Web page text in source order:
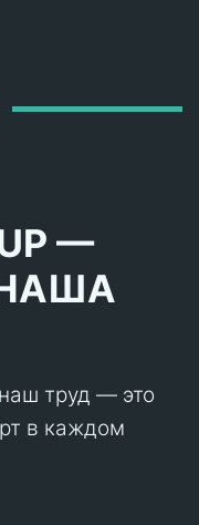
—
труд — это
в каждом